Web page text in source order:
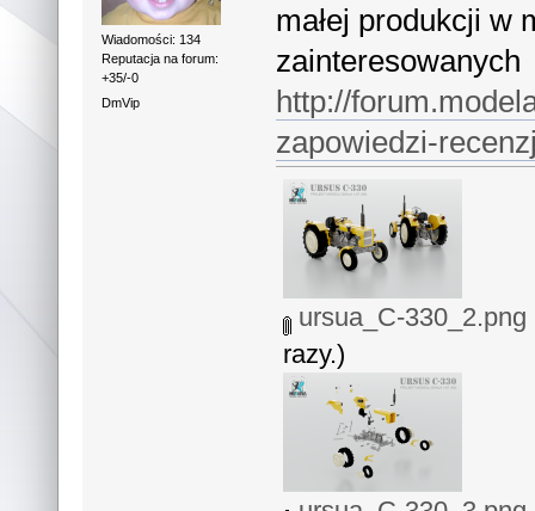
Wiadomości: 134
Reputacja na forum:
+35/-0
DmVip
małej produkcji w
zainteresowanych
http://
zapowiedzi-
ursua_C-330_2.png
razy.)